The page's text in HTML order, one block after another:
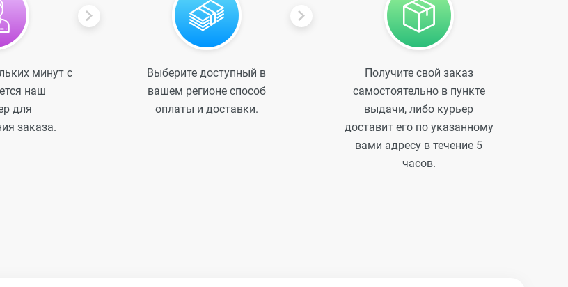
минут с
наш
для
заказа.
Выберите доступный в
вашем регионе способ
оплаты и доставки.
Получите свой заказ
самостоятельно в пункте
выдачи, либо курьер
доставит его по указанному
вами адресу в течение 5
часов.